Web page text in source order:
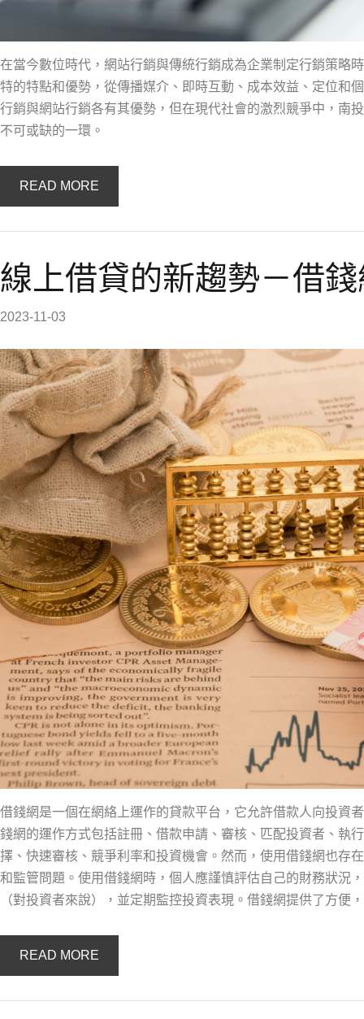
在當今數位時代，網站行銷與傳統行銷成為企業制定行銷策略
特的特點和優勢，從傳播媒介、即時互動、成本效益、定位和
行銷與網站行銷各有其優勢，但在現代社會的激烈競爭中，南
不可或缺的一環。
READ MORE
線上借貸的新趨勢－借
2023-11-03
借錢網是一個在網絡上運作的貸款平台，它允許借款人向投資
錢網的運作方式包括註冊、借款申請、審核、匹配投資者、執
擇、快速審核、競爭利率和投資機會。然而，使用借錢網也存
和監管問題。使用借錢網時，個人應謹慎評估自己的財務狀況
（對投資者來說），並定期監控投資表現。借錢網提供了方便
READ MORE